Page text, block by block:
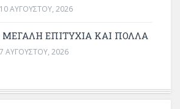
10 ΑΥΓΟΎΣΤΟΥ, 2026
ΕΠΙΤΥΧΊΑ ΚΑΙ ΠΟΛΛΆ
7 ΑΥΓΟΎΣΤΟΥ, 2026